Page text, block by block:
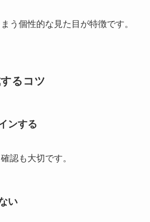
う個性的な見た目が特徴です。
るコツ
ンする
認も大切です。
い